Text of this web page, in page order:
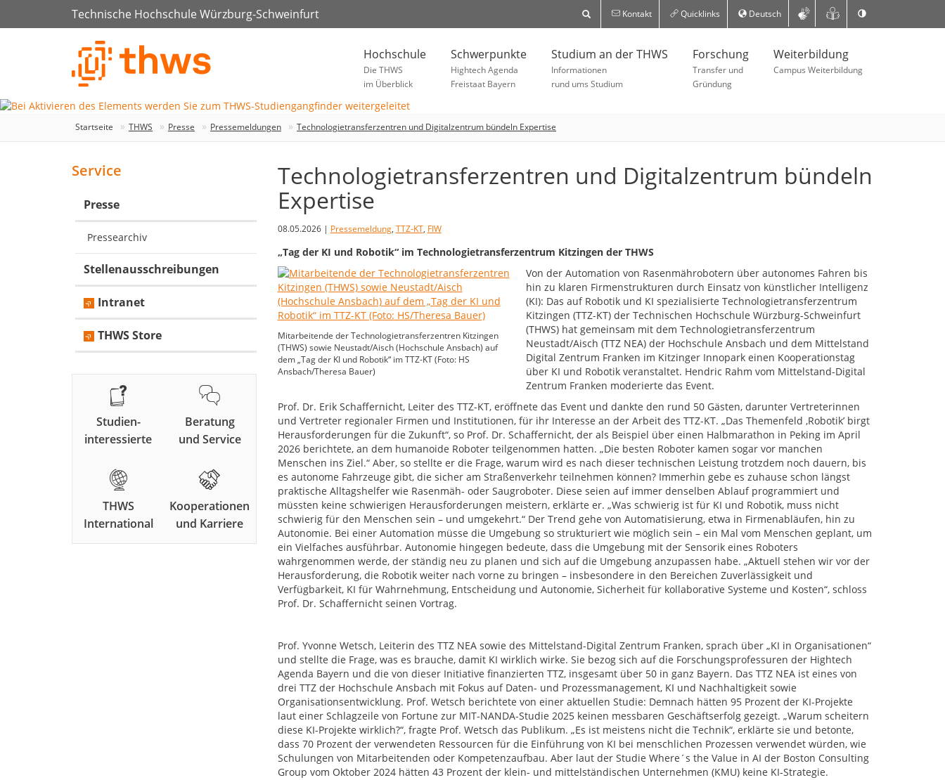
Technische Hochschule Würzburg-Schweinfurt Kontakt Quicklinks Deutsch
Hochschule
Die THWS
im Überblick
Schwerpunkte
Hightech Agenda
Freistaat Bayern
Studium an der THWS
Informationen
rund ums Studium
Forschung
Transfer und
Gründung
Weiterbildung
Campus Weiterbildung
Startseite THWS Presse Pressemeldungen Technologietransferzentren und Digitalzentrum bündeln Expertise
Technologietransferzentren und Digitalzentrum bündeln
Expertise
08.05.2026 | Pressemeldung, TTZ-KT, FIW
„Tag der KI und Robotik“ im Technologietransferzentrum Kitzingen der THWS
Mitarbeitende der Technologietransferzentren Kitzingen
(THWS) sowie Neustadt/Aisch (Hochschule Ansbach) auf
dem „Tag der KI und Robotik“ im TTZ-KT (Foto: HS
Ansbach/Theresa Bauer)
Von der Automation von Rasenmährobotern über autonomes Fahren bis
hin zu klaren Firmenstrukturen durch Einsatz von künstlicher Intelligenz
(KI): Das auf Robotik und KI spezialisierte Technologietransferzentrum
Kitzingen (TTZ-KT) der Technischen Hochschule Würzburg-Schweinfurt
(THWS) hat gemeinsam mit dem Technologietransferzentrum
Neustadt/Aisch (TTZ NEA) der Hochschule Ansbach und dem Mittelstand
Digital Zentrum Franken im Kitzinger Innopark einen Kooperationstag
über KI und Robotik veranstaltet. Hendric Rahm vom Mittelstand-Digital
Zentrum Franken moderierte das Event.
Prof. Dr. Erik Schaffernicht, Leiter des TTZ-KT, eröffnete das Event und dankte den rund 50 Gästen, darunter Vertreterinnen
und Vertreter regionaler Firmen und Institutionen, für ihr Interesse an der Arbeit des TTZ-KT. „Das Themenfeld ,Robotikʼ birgt
Herausforderungen für die Zukunft“, so Prof. Dr. Schaffernicht, der als Beispiel über einen Halbmarathon in Peking im April
2026 berichtete, an dem humanoide Roboter teilgenommen hatten. „Die besten Roboter kamen sogar vor manchen
Menschen ins Ziel.“ Aber, so stellte er die Frage, warum wird es nach dieser technischen Leistung trotzdem noch dauern, bis
es autonome Fahrzeuge gibt, die sicher am Straßenverkehr teilnehmen können? Immerhin gebe es zuhause schon längst
praktische Alltagshelfer wie Rasenmäh- oder Saugroboter. Diese seien auf immer denselben Ablauf programmiert und
müssten keine schwierigen Herausforderungen meistern, erklärte er. „Was schwierig ist für KI und Robotik, muss nicht
schwierig für den Menschen sein – und umgekehrt.“ Der Trend gehe von Automatisierung, etwa in Firmenabläufen, hin zu
Autonomie. Bei einer Automation müsse die Umgebung so strukturiert wie möglich sein – ein Mal vom Menschen geplant, um
ein Vielfaches ausführbar. Autonomie hingegen bedeute, dass die Umgebung mit der Sensorik eines Roboters
wahrgenommen werde, der ständig neu zu planen und sich auf die Umgebung anzupassen habe. „Aktuell stehen wir vor der
Herausforderung, die Robotik weiter nach vorne zu bringen – insbesondere in den Bereichen Zuverlässigkeit und
Verfügbarkeit, KI für Wahrnehmung, Entscheidung und Autonomie, Sicherheit für kollaborative Systeme und Kosten“, schloss
Prof. Dr. Schaffernicht seinen Vortrag.
Prof. Yvonne Wetsch, Leiterin des TTZ NEA sowie des Mittelstand-Digital Zentrum Franken, sprach über „KI in Organisationen“
und stellte die Frage, was es brauche, damit KI wirklich wirke. Sie bezog sich auf die Forschungsprofessuren der Hightech
Agenda Bayern und die von dieser Initiative finanzierten TTZ, insgesamt über 50 in ganz Bayern. Das TTZ NEA ist eines von
drei TTZ der Hochschule Ansbach mit Fokus auf Daten- und Prozessmanagement, KI und Nachhaltigkeit sowie
Organisationsentwicklung. Prof. Wetsch berichtete von einer aktuellen Studie: Demnach hätten 95 Prozent der KI-Projekte
laut einer Schlagzeile von Fortune zur MIT-NANDA-Studie 2025 keinen messbaren Geschäftserfolg gezeigt. „Warum scheitern
diese KI-Projekte wirklich?“, fragte Prof. Wetsch das Publikum. „Es ist meistens nicht die Technik“, erklärte sie und betonte,
dass 70 Prozent der verwendeten Ressourcen für die Einführung von KI bei menschlichen Prozessen verwendet würden, wie
Schulungen von Mitarbeitenden oder Kompetenzaufbau. Aber laut der Studie Where´s the Value in AI der Boston Consulting
Group vom Oktober 2024 hätten 43 Prozent der klein- und mittelständischen Unternehmen (KMU) keine KI-Strategie.
Service
Presse
Pressearchiv
Stellenausschreibungen
Intranet
THWS Store
Studien-
interessierte
Beratung
und Service
THWS
International
Kooperationen
und Karriere